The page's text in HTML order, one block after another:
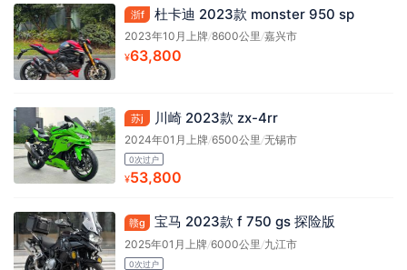
浙f 杜卡迪 2023款 monster 950 sp
2023年10月上牌/8600公里 /嘉兴市
¥63,800
苏j 川崎 2023款 zx-4rr
2024年01月上牌/6500公里 /无锡市
0次过户
¥53,800
赣g 宝马 2023款 f 750 gs 探险版
2025年01月上牌/6000公里 /九江市
0次过户